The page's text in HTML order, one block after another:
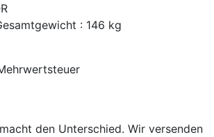
: 146 kg
den Unterschied. Wir versenden